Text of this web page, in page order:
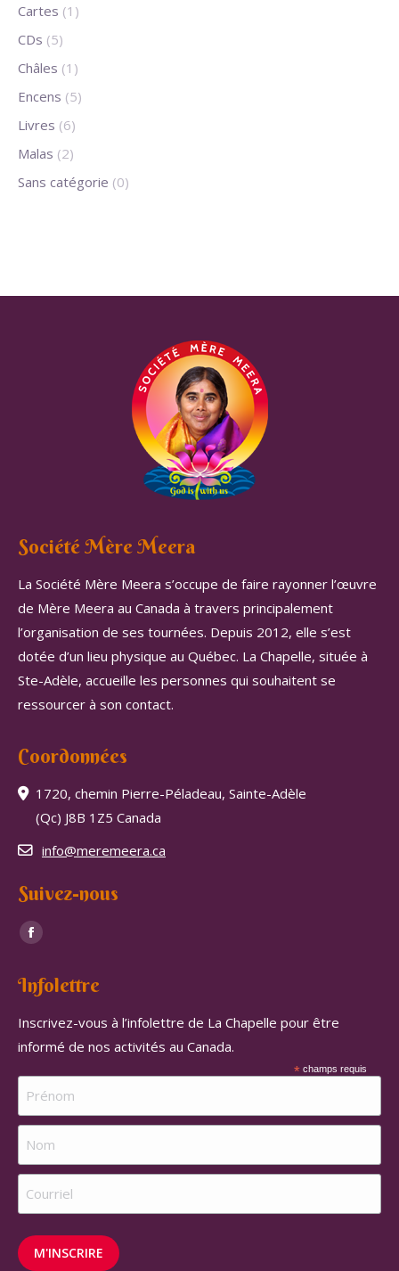
Cartes (1)
CDs (5)
Châles (1)
Encens (5)
Livres (6)
Malas (2)
Sans catégorie (0)
Société Mère Meera
La Société Mère Meera s’occupe de faire rayonner l’œuvre
de Mère Meera au Canada à travers principalement
l’organisation de ses tournées. Depuis 2012, elle s’est
dotée d’un lieu physique au Québec. La Chapelle, située à
Ste-Adèle, accueille les personnes qui souhaitent se
ressourcer à son contact.
Coordonnées
1720, chemin Pierre-Péladeau, Sainte-Adèle
(Qc) J8B 1Z5 Canada
info@meremeera.ca
Suivez-nous
Trouvez nous sur :
Facebook
opens
Infolettre
Inscrivez-vous à l’infolettre de La Chapelle pour être
informé de nos activités au Canada.
*champs requis